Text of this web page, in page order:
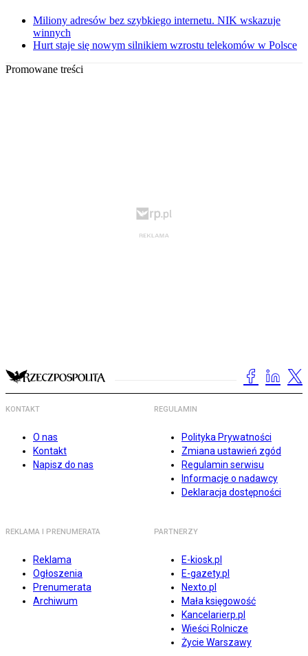
Miliony adresów bez szybkiego internetu. NIK wskazuje
winnych
Hurt staje się nowym silnikiem wzrostu telekomów w Polsce
Promowane treści
KONTAKT
O nas
Kontakt
Napisz do nas
REGULAMIN
Polityka Prywatności
Zmiana ustawień zgód
Regulamin serwisu
Informacje o nadawcy
Deklaracja dostępności
REKLAMA I PRENUMERATA
Reklama
Ogłoszenia
Prenumerata
Archiwum
PARTNERZY
E-kiosk.pl
E-gazety.pl
Nexto.pl
Mała księgowość
Kancelarierp.pl
Wieści Rolnicze
Życie Warszawy